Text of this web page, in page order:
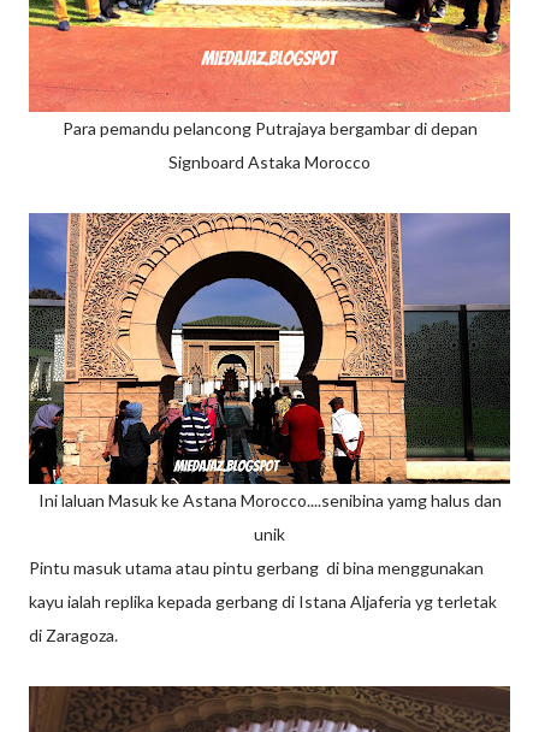
Para pemandu pelancong Putrajaya bergambar di depan
Signboard Astaka Morocco
Ini laluan Masuk ke Astana Morocco....senibina yamg halus dan
unik
Pintu masuk utama atau pintu gerbang di bina menggunakan
kayu ialah replika kepada gerbang di Istana Aljaferia yg terletak
di Zaragoza.